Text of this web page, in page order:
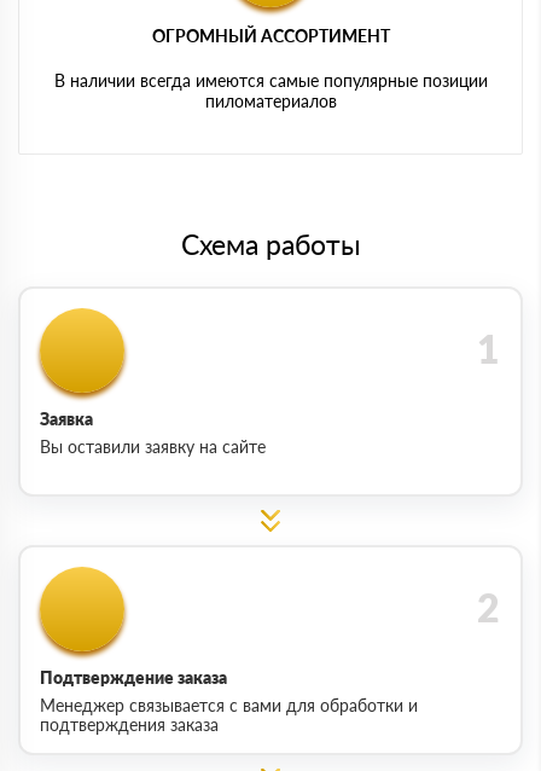
ОГРОМНЫЙ АССОРТИМЕНТ
В наличии всегда имеются самые популярные позиции
пиломатериалов
Схема работы
Заявка
Вы оставили заявку на сайте
Подтверждение заказа
Менеджер связывается с вами для обработки и
подтверждения заказа